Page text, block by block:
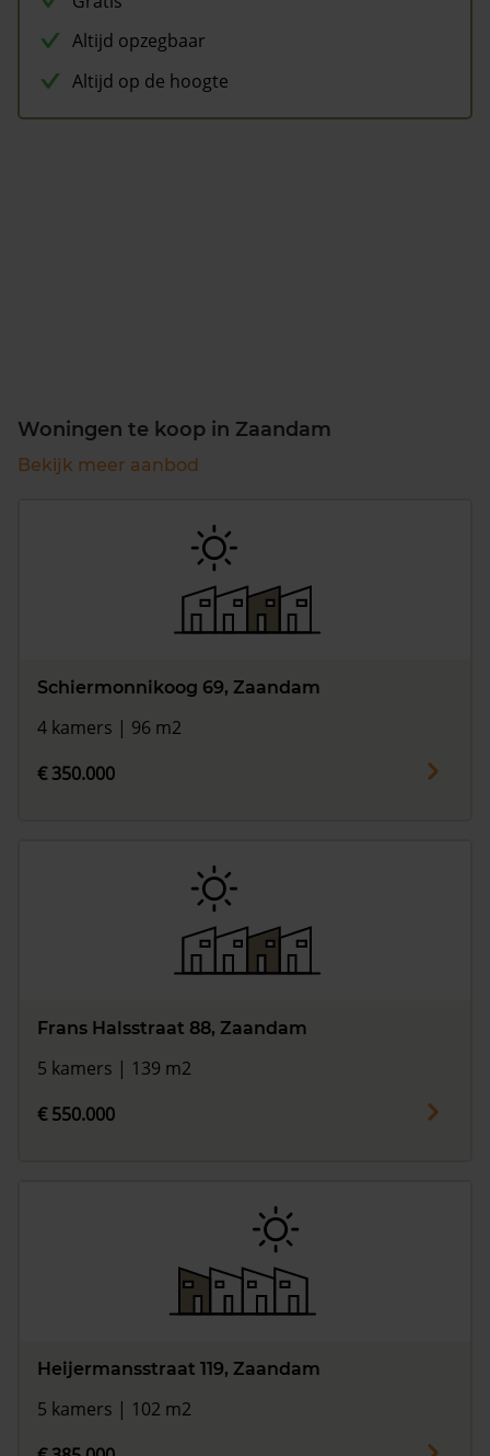
Altijd opzegbaar
Altijd op de hoogte
Woningen te koop in Zaandam
Bekijk meer aanbod
Schiermonnikoog 69, Zaandam
4 kamers | 96 m2
€ 350.000
Frans Halsstraat 88, Zaandam
5 kamers | 139 m2
€ 550.000
Heijermansstraat 119, Zaandam
5 kamers | 102 m2